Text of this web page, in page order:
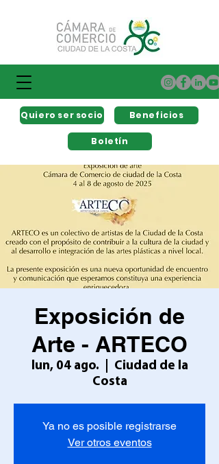
Quiero ser socio Beneficios
Boletín
Exposición de
Arte - ARTECO
lun, 04 ago.
Ciudad de la
Costa
Ya no es posible registrarse
Ver otros eventos